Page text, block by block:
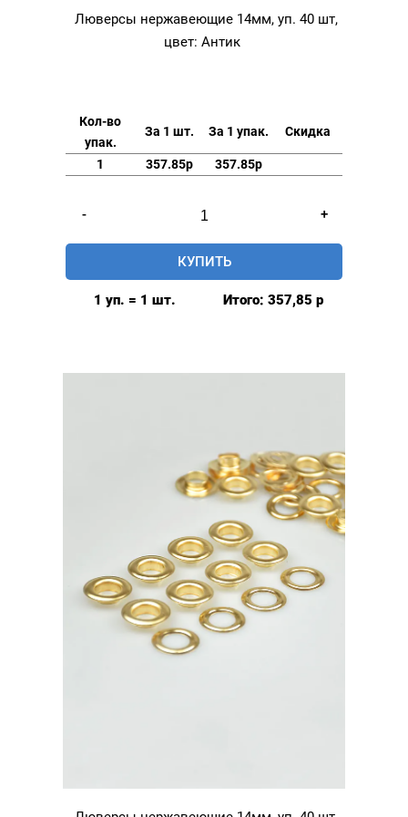
Люверсы нержавеющие 14мм, уп. 40 шт,
цвет: Антик
Кол-во
упак.
За 1 шт. За 1 упак. Скидка
1 357.85р 357.85р
-
товара
Люверсы
нержавеющие
+
КУПИТЬ
1 уп. = 1 шт. Итого: 357,85 р